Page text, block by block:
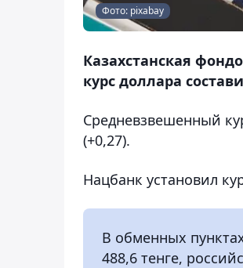
Фото: pixabay
Казахстанская
курс доллара
Средневзвешенный
(+0,27).
Нацбанк установил
В обменных
488,6 тенге,